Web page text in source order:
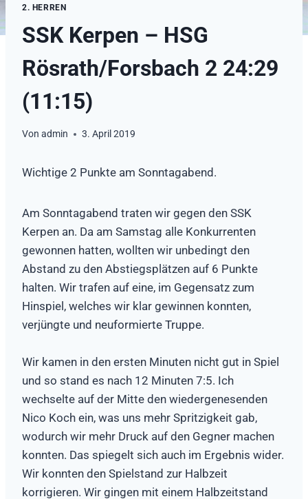
2. HERREN
SSK Kerpen – HSG
Rösrath/Forsbach 2 24:29
(11:15)
Von admin 3. April 2019
Wichtige 2 Punkte am Sonntagabend.
Am Sonntagabend traten wir gegen den SSK
Kerpen an. Da am Samstag alle Konkurrenten
gewonnen hatten, wollten wir unbedingt den
Abstand zu den Abstiegsplätzen auf 6 Punkte
halten. Wir trafen auf eine, im Gegensatz zum
Hinspiel, welches wir klar gewinnen konnten,
verjüngte und neuformierte Truppe.
Wir kamen in den ersten Minuten nicht gut in Spiel
und so stand es nach 12 Minuten 7:5. Ich
wechselte auf der Mitte den wiedergenesenden
Nico Koch ein, was uns mehr Spritzigkeit gab,
wodurch wir mehr Druck auf den Gegner machen
konnten. Das spiegelt sich auch im Ergebnis wider.
Wir konnten den Spielstand zur Halbzeit
korrigieren. Wir gingen mit einem Halbzeitstand